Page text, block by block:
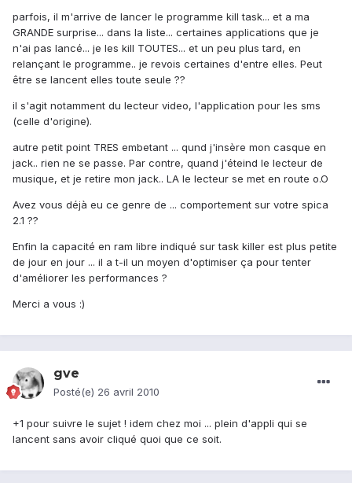
parfois, il m'arrive de lancer le programme kill task... et a ma
GRANDE surprise... dans la liste... certaines applications que je
n'ai pas lancé... je les kill TOUTES... et un peu plus tard, en
relançant le programme.. je revois certaines d'entre elles. Peut
être se lancent elles toute seule ??
il s'agit notamment du lecteur video, l'application pour les sms
(celle d'origine).
autre petit point TRES embetant ... qund j'insère mon casque en
jack.. rien ne se passe. Par contre, quand j'éteind le lecteur de
musique, et je retire mon jack.. LA le lecteur se met en route o.O
Avez vous déjà eu ce genre de ... comportement sur votre spica
2.1 ??
Enfin la capacité en ram libre indiqué sur task killer est plus petite
de jour en jour ... il a t-il un moyen d'optimiser ça pour tenter
d'améliorer les performances ?
Merci a vous :)
gve
Posté(e) 26 avril 2010
+1 pour suivre le sujet ! idem chez moi ... plein d'appli qui se
lancent sans avoir cliqué quoi que ce soit.